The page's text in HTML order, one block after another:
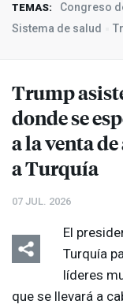
TEMAS: Congreso
Sistema de salud
Trump
donde se
a la venta
a Turquía
07 JUL. 2026
El
Turquía
líderes
que se llevará a